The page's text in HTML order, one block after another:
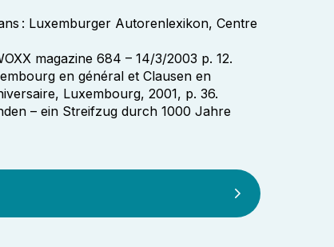
: Luxemburger Autorenlexikon, Centre
magazine 684 – 14/3/2003 p. 12.
en général et Clausen en
Luxembourg, 2001, p. 36.
– ein Streifzug durch 1000 Jahre